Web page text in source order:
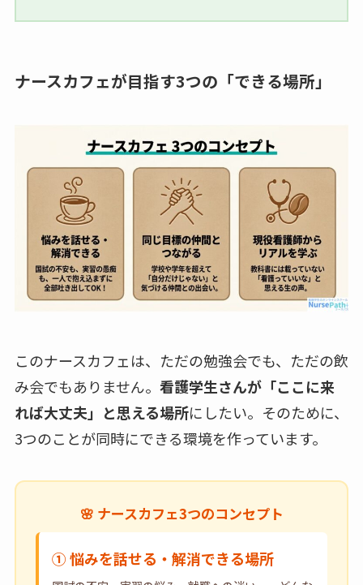
ナースカフェが目指す3つの「できる場所」
このナースカフェは、ただの勉強会でも、ただの飲
み会でもありません。 看護学生さんが「ここに来
れば大丈夫」と思える場所にしたい。そのために、
3つのことが同時にできる環境を作っています。
🌸 ナースカフェ3つのコンセプト
① 悩みを話せる・解消できる場所